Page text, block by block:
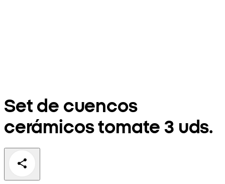
Set de cuencos
cerámicos tomate 3 uds.